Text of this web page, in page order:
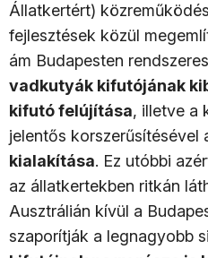
Állatkertért)
fejlesztések közül
ám Budapesten
vadkutyák kifutójának
kifutó felújítása, illetve a
jelentős korszerűsítésével
kialakítása. Ez utóbbi
az állatkertekben ritkán
Ausztrálián kívül a
szaporítják a legnagyobb